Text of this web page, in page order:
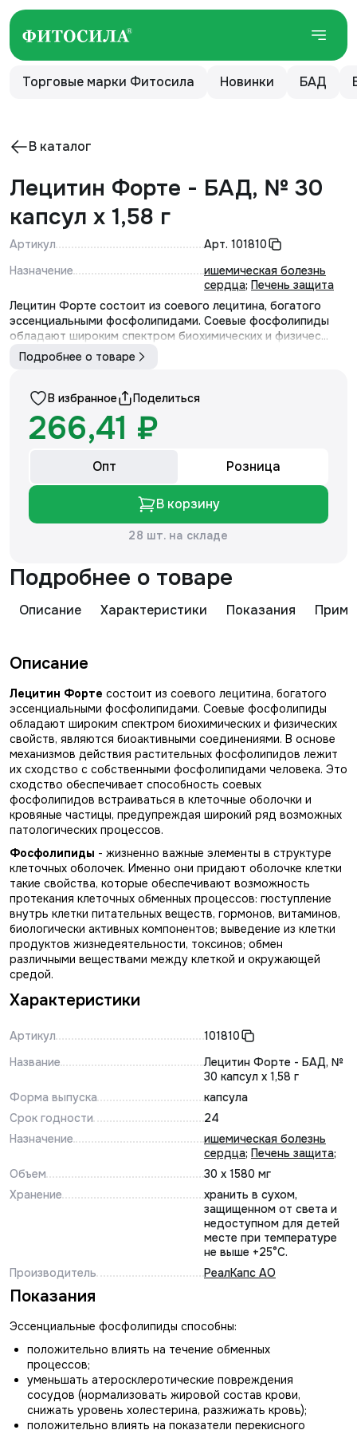
Торговые марки Фитосила Новинки БАД
В каталог
Лецитин Форте - БАД, № 30
капсул х 1,58 г
Артикул Арт. 101810
Назначение
ишемическая болезнь
сердца; Печень защита
Лецитин Форте состоит из соевого лецитина, богатого
эссенциальными фосфолипидами. Соевые фосфолипиды
обладают широким спектром биохимических и физичес...
Подробнее о товаре
В избранное Поделиться
266,41 ₽
Опт Розница
В корзину
28 шт. на складе
Подробнее о товаре
Описание Характеристики Показания
Описание
Лецитин Форте состоит из соевого лецитина, богатого
эссенциальными фосфолипидами. Соевые фосфолипиды
обладают широким спектром биохимических и физических
свойств, являются биоактивными соединениями. В основе
механизмов действия растительных фосфолипидов лежит
их сходство с собственными фосфолипидами человека. Это
сходство обеспечивает способность соевых
фосфолипидов встраиваться в клеточные оболочки и
кровяные частицы, предупреждая широкий ряд возможных
патологических процессов.
Фосфолипиды - жизненно важные элементы в структуре
клеточных оболочек. Именно они придают оболочке клетки
такие свойства, которые обеспечивают возможность
протекания клеточных обменных процессов: гюступление
внутрь клетки питательных веществ, гормонов, витаминов,
биологически активных компонентов; выведение из клетки
продуктов жизнедеятельности, токсинов; обмен
различными веществами между клеткой и окружающей
средой.
Характеристики
Артикул
101810
Название
Лецитин Форте - БАД, №
30 капсул х 1,58 г
Форма выпуска
капсула
Срок годности
24
Назначение
ишемическая болезнь
сердца; Печень защита;
Объем
30 х 1580 мг
Хранение
хранить в сухом,
защищенном от света и
недоступном для детей
месте при температуре
не выше +25°С.
Производитель
РеалКапс АО
Показания
Эссенциальные фосфолипиды способны:
положительно влиять на течение обменных
процессов;
уменьшать атеросклеротические повреждения
сосудов (нормализовать жировой состав крови,
снижать уровень холестерина, разжижать кровь);
положительно влиять на показатели перекисного